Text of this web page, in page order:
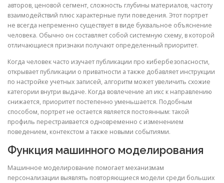
авторов, ценовой сегмент, сложность глубины материалов, частоту
взаимодействий плюс характерные пути поведения. Этот портрет
не всегда непременно существует в виде буквальное объяснение
человека. Обычно он составляет собой системную схему, в которой
отличающиеся признаки получают определенный приоритет.
Когда человек часто изучает публикации про кибербезопасности,
открывает публикации о приватности а также добавляет инструкции
по настройке учетных записей, алгоритм может увеличить схожие
категории внутри выдаче. Когда вовлечение ап икс к направлению
снижается, приоритет постепенно уменьшается. Подобным
способом, портрет не остается является постоянным: такой
профиль перестраивается одновременно с изменением
поведением, контекстом а также новыми событиями.
Функция машинного моделирования
Машинное моделирование помогает механизмам
персонализации выявлять повторяющиеся модели среди больших